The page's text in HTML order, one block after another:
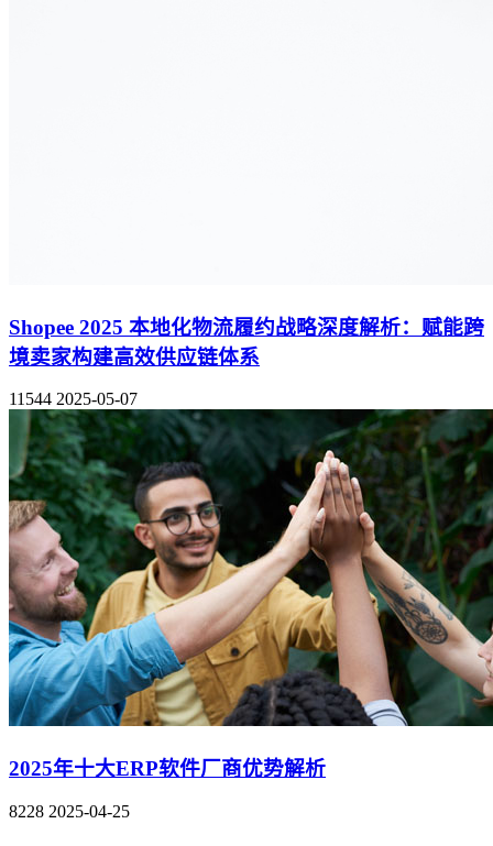
Shopee 2025 本地化物流履约战略深度解析：赋能跨
境卖家构建高效供应链体系
11544 2025-05-07
2025年十大ERP软件厂商优势解析
8228 2025-04-25